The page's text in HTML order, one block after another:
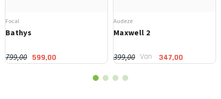
Focal
Bathys
799,00 599,00
Audeze
Maxwell 2
399,00 Van 347,00